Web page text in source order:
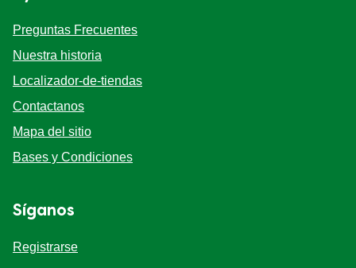
Preguntas Frecuentes
Nuestra historia
Localizador-de-tiendas
Contactanos
Mapa del sitio